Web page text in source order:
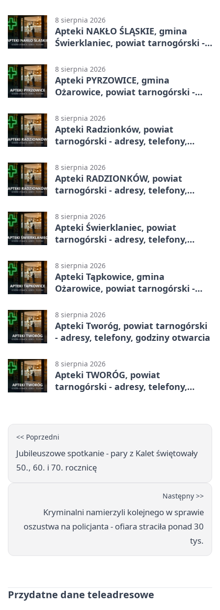
8 sierpnia 2026
Apteki NAKŁO ŚLĄSKIE, gmina
Świerklaniec, powiat tarnogórski -
8 sierpnia 2026
Apteki PYRZOWICE, gmina
Ożarowice, powiat tarnogórski -
8 sierpnia 2026
Apteki Radzionków, powiat
tarnogórski - adresy, telefony,
8 sierpnia 2026
Apteki RADZIONKÓW, powiat
tarnogórski - adresy, telefony,
8 sierpnia 2026
Apteki Świerklaniec, powiat
tarnogórski - adresy, telefony,
8 sierpnia 2026
Apteki Tąpkowice, gmina
Ożarowice, powiat tarnogórski -
8 sierpnia 2026
Apteki Tworóg, powiat tarnogórski
- adresy, telefony, godziny otwarcia
8 sierpnia 2026
Apteki TWORÓG, powiat
tarnogórski - adresy, telefony,
<< Poprzedni
Jubileuszowe spotkanie - pary z Kalet świętowały
50., 60. i 70. rocznicę
Następny >>
Kryminalni namierzyli kolejnego w sprawie
oszustwa na policjanta - ofiara straciła ponad 30
tys.
Przydatne dane teleadresowe